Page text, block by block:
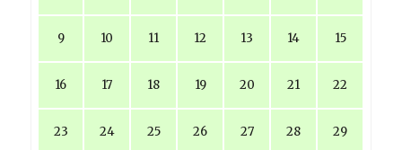
9 10 11 12 13 14 15
16 17 18 19 20 21 22
23 24 25 26 27 28 29